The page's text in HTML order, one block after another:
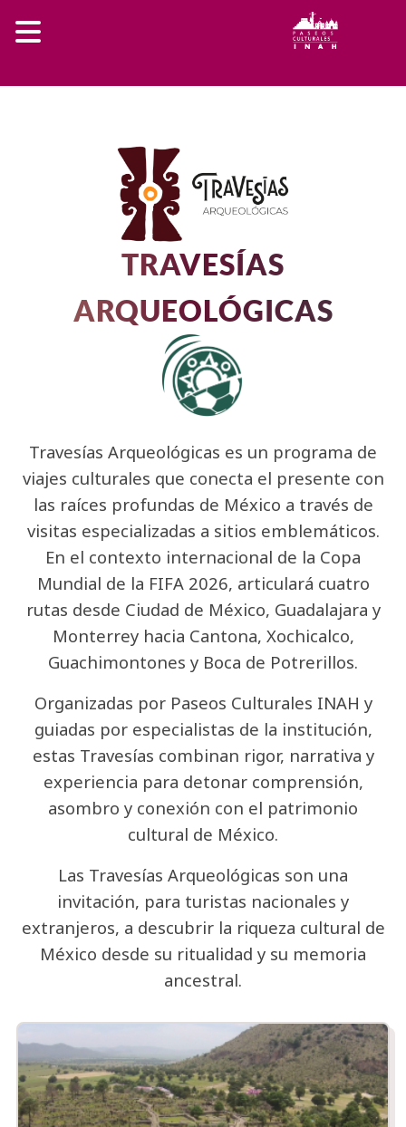
TRAVESÍAS
ARQUEOLÓGICAS
Travesías Arqueológicas es un programa de
viajes culturales que conecta el presente con
las raíces profundas de México a través de
visitas especializadas a sitios emblemáticos.
En el contexto internacional de la Copa
Mundial de la FIFA 2026, articulará cuatro
rutas desde Ciudad de México, Guadalajara y
Monterrey hacia Cantona, Xochicalco,
Guachimontones y Boca de Potrerillos.
Organizadas por Paseos Culturales INAH y
guiadas por especialistas de la institución,
estas Travesías combinan rigor, narrativa y
experiencia para detonar comprensión,
asombro y conexión con el patrimonio
cultural de México.
Las Travesías Arqueológicas son una
invitación, para turistas nacionales y
extranjeros, a descubrir la riqueza cultural de
México desde su ritualidad y su memoria
ancestral.